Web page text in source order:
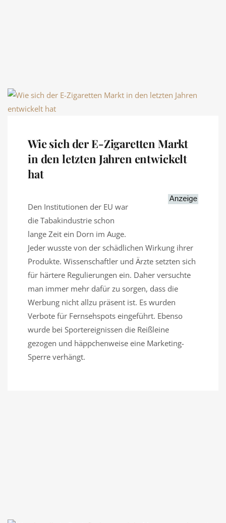
Wie sich der E-Zigaretten Markt
in den letzten Jahren entwickelt
hat
Den Institutionen der EU war
die Tabakindustrie schon
lange Zeit ein Dorn im Auge.
Jeder wusste von der schädlichen Wirkung ihrer
Produkte. Wissenschaftler und Ärzte setzten sich
für härtere Regulierungen ein. Daher versuchte
man immer mehr dafür zu sorgen, dass die
Werbung nicht allzu präsent ist. Es wurden
Verbote für Fernsehspots eingeführt. Ebenso
wurde bei Sportereignissen die Reißleine
gezogen und häppchenweise eine Marketing-
Sperre verhängt.